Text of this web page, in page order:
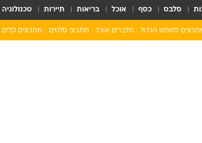
סלבס כסף אוכל בריאות תיירות טכנולוגיה
לחופש הגדול מדברים אוכל מתכוני סלטים מתכונים קלים